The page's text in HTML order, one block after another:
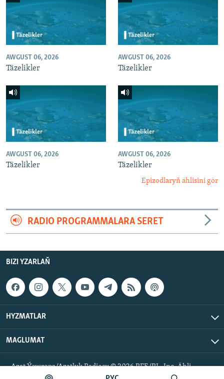
AWGUST 06, 2026
Täzelikler
AWGUST 06, 2026
Täzelikler
AWGUST 06, 2026
Täzelikler
AWGUST 06, 2026
Täzelikler
Epizodlaryň ählisini gör
RADIO PROGRAMMALARA SERET
BIZI YZARLAŇ
HYZMATLAR
MAGLUMAT
Azat Ýewropa/Azatlyk Radiosy © 2026 RFE/RL, Inc. Ähli
hukuklar goralan.